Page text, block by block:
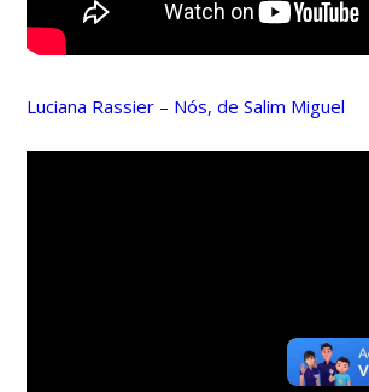
Luciana Rassier – Nós, de Salim Miguel